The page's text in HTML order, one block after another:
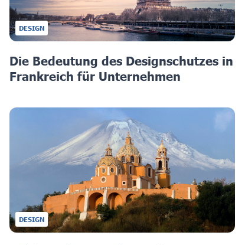
DESIGN
Die Bedeutung des Designschutzes in
Frankreich für Unternehmen
DESIGN